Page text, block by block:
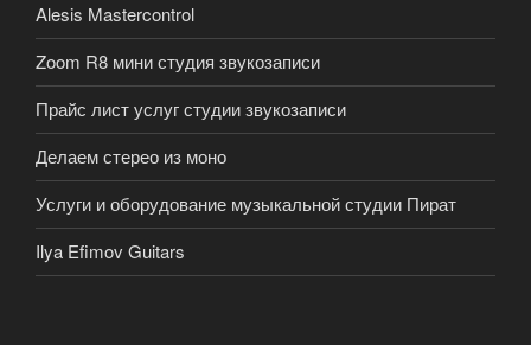
Alesis Mastercontrol
Zoom R8 мини студия звукозаписи
Прайс лист услуг студии звукозаписи
Делаем стерео из моно
Услуги и оборудование музыкальной студии Пират
Ilya Efimov Guitars